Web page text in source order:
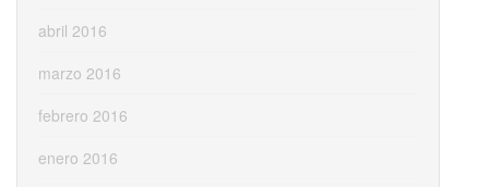
abril 2016
marzo 2016
febrero 2016
enero 2016